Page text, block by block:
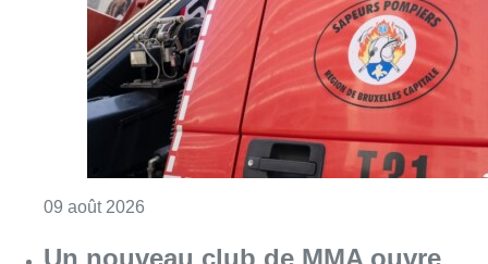
09 août 2026